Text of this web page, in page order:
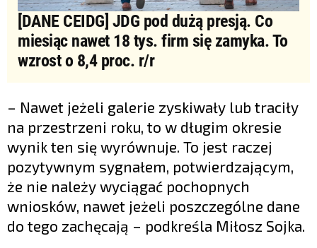
[DANE CEIDG] JDG pod dużą presją. Co
miesiąc nawet 18 tys. firm się zamyka. To
wzrost o 8,4 proc. r/r
– Nawet jeżeli galerie zyskiwały lub traciły
na przestrzeni roku, to w długim okresie
wynik ten się wyrównuje. To jest raczej
pozytywnym sygnałem, potwierdzającym,
że nie należy wyciągać pochopnych
wniosków, nawet jeżeli poszczególne dane
do tego zachęcają – podkreśla Miłosz Sojka.